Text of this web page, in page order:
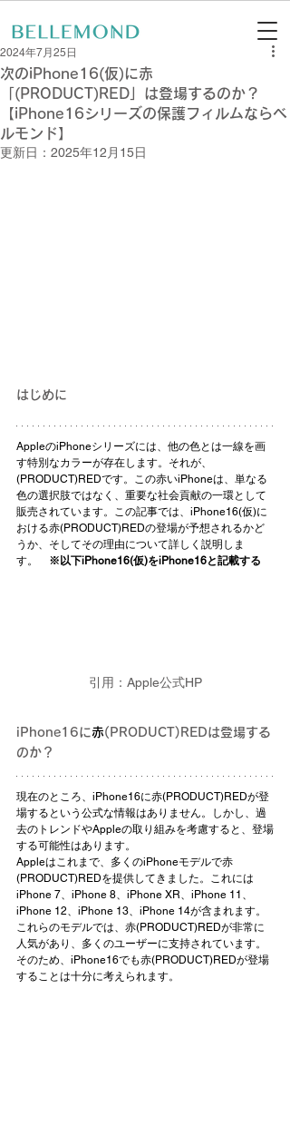
次のiPhone16(仮)に赤
「(PRODUCT)RED」は登場するのか？
【iPhone16シリーズの保護フィルムならベ
ルモンド】
2024年7月25日
更新日： 2025年12月15日
はじめに
AppleのiPhoneシリーズには、他の色とは一線を画
す特別なカラーが存在します。それが、
(PRODUCT)REDです。この赤いiPhoneは、単なる
色の選択肢ではなく、重要な社会貢献の一環として
販売されています。この記事では、iPhone16(仮)に
おける赤(PRODUCT)REDの登場が予想されるかど
うか、そしてその理由について詳しく説明しま
す。 ※以下iPhone16(仮)をiPhone16と記載する
引用：Apple公式HP
iPhone16に赤(PRODUCT)REDは登場する
のか？
現在のところ、iPhone16に赤(PRODUCT)REDが登
場するという公式な情報はありません。しかし、過
去のトレンドやAppleの取り組みを考慮すると、登場
する可能性はあります。
Appleはこれまで、多くのiPhoneモデルで赤
(PRODUCT)REDを提供してきました。これには
iPhone 7、iPhone 8、iPhone XR、iPhone 11、
iPhone 12、iPhone 13、iPhone 14が含まれます。
これらのモデルでは、赤(PRODUCT)REDが非常に
人気があり、多くのユーザーに支持されています。
そのため、iPhone16でも赤(PRODUCT)REDが登場
することは十分に考えられます。